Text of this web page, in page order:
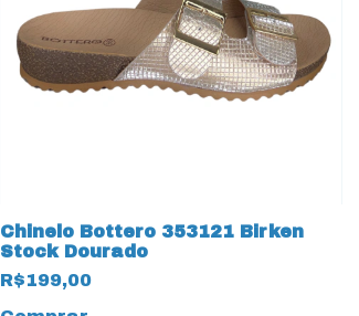
Chinelo Bottero 353121 Birken
Stock Dourado
R$199,00